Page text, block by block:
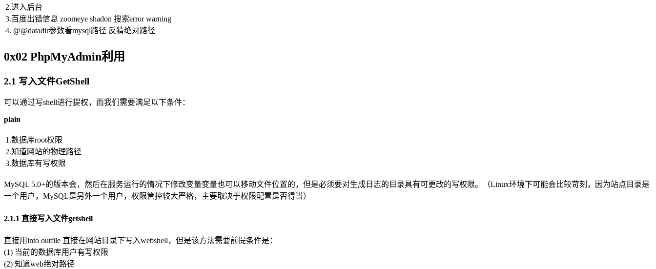
2.进入后台
3.百度出错信息 zoomeye shadon 搜索error warning
4. @@datadir参数看mysql路径 反猜绝对路径
0x02 PhpMyAdmin利用
2.1 写入文件GetShell
可以通过写shell进行提权，而我们需要满足以下条件：
plain
1.数据库root权限
2.知道网站的物理路径
3.数据库有写权限
MySQL 5.0+的版本会，然后在服务运行的情况下修改变量变量也可以移动文件位置的，但是必须要对生成日志的目录具有可更改的写权限。（Linux环境下可能会比较苛刻，因为站点目录是
一个用户，MySQL是另外一个用户，权限管控较大严格，主要取决于权限配置是否得当）
2.1.1 直接写入文件getshell
直接用into outfile 直接在网站目录下写入webshell，但是该方法需要前提条件是：
(1) 当前的数据库用户有写权限
(2) 知道web绝对路径